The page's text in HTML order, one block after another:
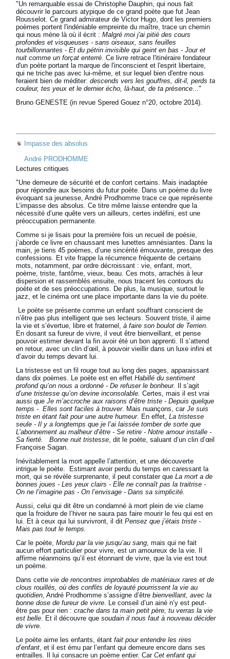
"Un remarquable essai de Christophe Dauphin, qui nous fait
découvrir le parcours atypique de ce grand poète que fut Jean
Rousselot. Ce grand admirateur de Victor Hugo, dont les premiers
poèmes portent l'indéniable empreinte du maître, trace un chemin
qui nous mène là où il écrit :Malgré moi j'ai pitié des cours
profondes et visqueuses - sans oiseaux, sans feuilles
tourbillonnantes - Et du pétrin invisible qui geint en bas - Jour et
nuit comme un forçat enterré. Ce livre retrace l'itinéraire fondateur
d'un poète portant la marque de l'inconscient et l'esprit libertaire,
qui ne triche pas avec lui-même, et sur lequel bien d'entre nous
feraient bien de méditer:descends vers les gouffres, dit-il, perds ta
couleur, tes yeux et le dernier écho, là-haut, de ta présence..."
Bruno GENESTE (in revue Spered Gouez n°20, octobre 2014).
Impasse des absolus
André PRODHOMME
Lectures critiques
"Une demeure de sécurité et de confort certains. Mais inadaptée
pour répondre aux besoins du futur poète. Dans un poème du livre
évoquant sa jeunesse, André Prodhomme trace ce que représente
L’impasse des absolus. Ce titre même laisse entendre que la
nécessité d’une quête vers un ailleurs, certes indéfini, est une
préoccupation permanente.
Comme si je lisais pour la première fois un recueil de poésie,
j’aborde ce livre en chaussant mes lunettes amnésiantes. Dans la
main, je tiens 45 poèmes, d’une sincérité émouvante, presque des
confessions. Et vite frappe la récurrence fréquente de certains
mots, notamment, par ordre décroissant : vie, enfant, mort,
poème, triste, fantôme, vieux, beau. Ces mots, arrachés à leur
dispersion et rassemblés ensuite, nous tracent les contours du
poète et de ses préoccupations. De plus, la musique, surtout le
jazz, et le cinéma ont une place importante dans la vie du poète.
Le poète se présente comme un enfant souffrant conscient de
n’être pas plus intelligent que ses lecteurs. Souvent triste, il aime
la vie et s’évertue, libre et fraternel,à faire son boulot de Terrien.
En dosant sa fureur de vivre, il veut être bienveillant, et pense
pouvoir estimer devant la fin avoir été un bon apprenti. Il s’attend
en retour, avec un clin d’œil, à pouvoir vieillir dans un luxe infini et
d’avoir du temps devant lui.
La tristesse est un fil rouge tout au long des pages, apparaissant
dans dix poèmes. Le poète est en effetHabillé du sentiment
profond qu’on nous a ordonné - De refuser le bonheur.
Il s’agit
d’une tristesse qu’on devine inconsolable.Certes, mais il est vrai
aussi queJe m’accroche aux raisons d’être triste - Depuis quelque
temps - Elles sont faciles à trouver. Mais nuançons, carJe suis
triste en étant fait pour une autre humeur. En effet,La tristesse
seule - Il y a longtemps que je l’ai laissée tomber de sorte que
L’abonnement au malheur d’être - Se retire - Notre amour installe -
Sa fierté. Bonne nuit tristesse, dit le poète, saluant d’un clin d’œil
Françoise Sagan.
Inévitablement la mort appelle l’attention, et une découverte
intrigue le poète. Estimant avoir perdu du temps en caressant la
mort, qui se révèle surprenante, il peut constater queLa mort a de
bonnes joues - Les yeux clairs - Elle ne connaît pas la traitrise -
On ne l’imagine pas - On l’envisage - Dans sa simplicité.
Aussi, celui qui dit être un condamné à mort plein de vie clame
que la froidure de l’hiver ne saura pas faire mourir le feu qui est en
lui. Et à ceux qui lui survivront, il ditPensez que j’étais triste -
Mais pas tout le temps.
Car le poète,Mordu par la vie jusqu’au sang, mais qui ne fait
aucun effort particulier pour vivre, est un amoureux de la vie. Il
affirme néanmoins qu’il est étonnant de vivre, que la vie est tout
un poème.
Dans cettevie de rencontres improbables de matériaux rares et de
clous rouillés, où des conflits de loyauté pourrissent la vie au
quotidien, André Prodhomme s’assigne d’êtrebienveillant, avec la
bonne dose de fureur de vivre. Le conseil d’un ainé n’y est peut-
être pas pour rien :crache dans ta main petit père, tu verras la vie
est belle. Et il découvre quesoudain il nous faut à nouveau décider
de vivre.
Le poète aime les enfants, étantfait pour entendre les rires
d’enfant, et il est ému par l’enfant qui demeure encore dans ses
entrailles. Il lui consacre un poème entier. CarCet enfant qui